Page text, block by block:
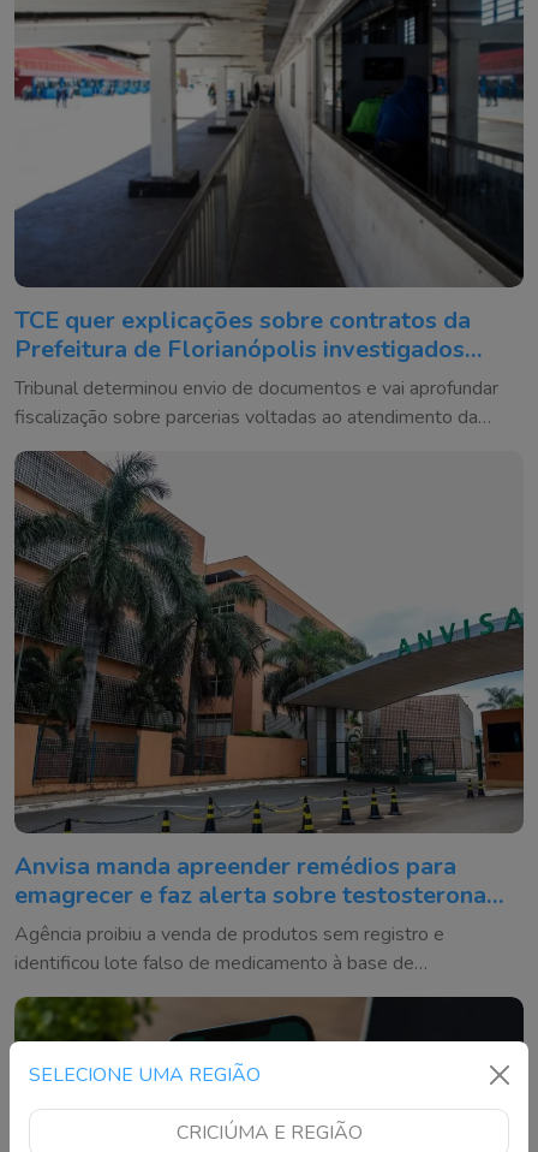
SELECIONE UMA REGIÃO
CRICIÚMA E REGIÃO
TCE quer explicações sobre contratos da
Prefeitura de Florianópolis investigados
após operação
Tribunal determinou envio de documentos e vai aprofundar
fiscalização sobre parcerias voltadas ao atendimento da
população em situação de rua
Anvisa manda apreender remédios para
emagrecer e faz alerta sobre testosterona
falsificada
Agência proibiu a venda de produtos sem registro e
identificou lote falso de medicamento à base de
testosterona